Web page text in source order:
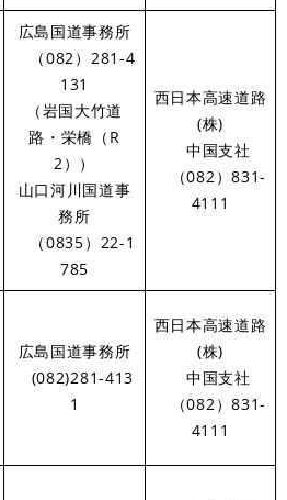
広島国道事務所
（082）281-4
131
（岩国大竹道
路・栄橋（R
2））
山口河川国道事
務所
（0835）22-1
785
西日本高速道路
(株)
中国支社
（082）831-
4111
広島国道事務所
(082)281-413
1
西日本高速道路
(株)
中国支社
（082）831-
4111